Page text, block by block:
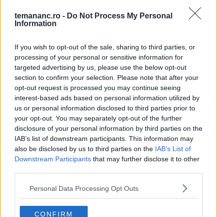
temananc.ro - Do Not Process My Personal
Information
If you wish to opt-out of the sale, sharing to third parties, or
processing of your personal or sensitive information for
targeted advertising by us, please use the below opt-out
section to confirm your selection. Please note that after your
opt-out request is processed you may continue seeing
interest-based ads based on personal information utilized by
us or personal information disclosed to third parties prior to
your opt-out. You may separately opt-out of the further
disclosure of your personal information by third parties on the
IAB’s list of downstream participants. This information may
also be disclosed by us to third parties on the IAB’s List of
Downstream Participants that may further disclose it to other
Personal Data Processing Opt Outs
CONFIRM
1 Ciorbă de lobodă - cea mai ușoară rețetă
2 Prajitura Cu Fructul Pasiunii
3 Salată de omletă cu maioneză
4 Salată boeuf cu carne de curcan
5
Clătite americane (pancakes) cu căpșuni în
compoziție